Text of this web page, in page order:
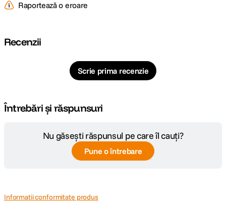
Raportează o eroare
Recenzii
Scrie prima recenzie
Întrebări și răspunsuri
Nu găsești răspunsul pe care îl cauți?
Pune o întrebare
Informatii conformitate produs